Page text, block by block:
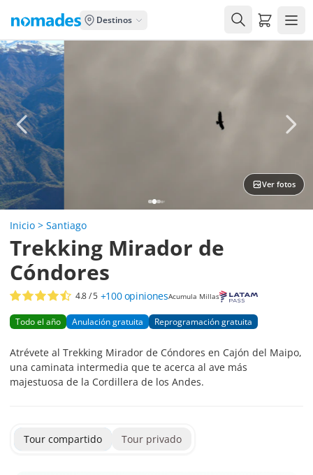
Destinos Carrito
Ver fotos
Inicio > Santiago
Trekking Mirador de
Cóndores
4.8/ 5 +100 opinionesAcumula Millas
Todo el año Anulación gratuita Reprogramación gratuita
Atrévete al Trekking Mirador de Cóndores en Cajón del Maipo,
una caminata intermedia que te acerca al ave más
majestuosa de la Cordillera de los Andes.
Tour compartido Tour privado